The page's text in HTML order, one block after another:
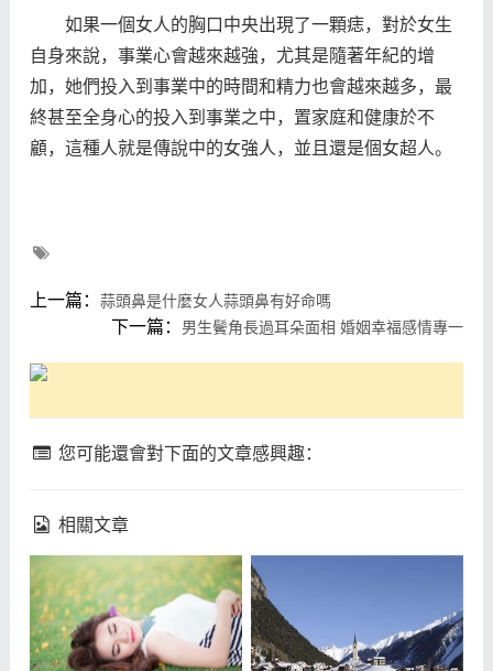
如果一個女人的胸口中央出現了一顆痣，對於女生
自身來說，事業心會越來越強，尤其是隨著年紀的增
加，她們投入到事業中的時間和精力也會越來越多，最
終甚至全身心的投入到事業之中，置家庭和健康於不
顧，這種人就是傳說中的女強人，並且還是個女超人。
上一篇： 蒜頭鼻是什麼女人蒜頭鼻有好命嗎
下一篇： 男生鬢角長過耳朵面相 婚姻幸福感情專一
您可能還會對下面的文章感興趣：
相關文章